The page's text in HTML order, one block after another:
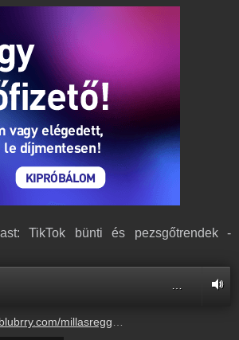
TikTok bünti és pezsgőtrendek -
wp-content/uploads/2024/12/cafe_radiocafe98_20241219-0900_OK.mp3